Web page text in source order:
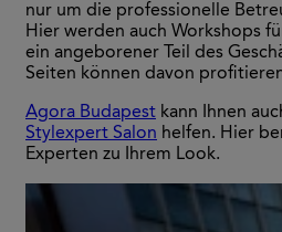
nur um die professionelle
Hier werden auch Workshops
ein angeborener Teil des
Seiten können davon
Agora Budapest kann Ihnen
Stylexpert Salon helfen. Hier
Experten zu Ihrem Look.